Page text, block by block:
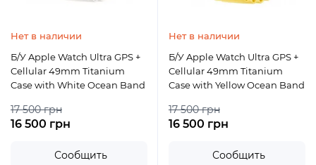
Нет в наличии
Б/У Apple Watch Ultra GPS +
Cellular 49mm Titanium
Case with White Ocean Band
17 500 грн
16 500 грн
Сообщить
Нет в наличии
Б/У Apple Watch Ultra GPS +
Cellular 49mm Titanium
Case with Yellow Ocean Band
17 500 грн
16 500 грн
Сообщить